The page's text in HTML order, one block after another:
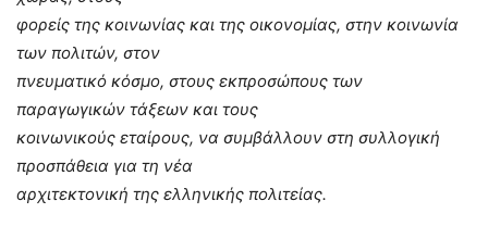
φορείς της κοινωνίας και της οικονομίας, στην κοινωνία
των πολιτών, στον
πνευματικό κόσμο, στους εκπροσώπους των
παραγωγικών τάξεων και τους
κοινωνικούς εταίρους, να συμβάλλουν στη συλλογική
προσπάθεια για τη νέα
αρχιτεκτονική της ελληνικής πολιτείας.